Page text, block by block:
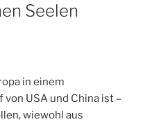
Seelen
in einem
USA und China ist –
wiewohl aus